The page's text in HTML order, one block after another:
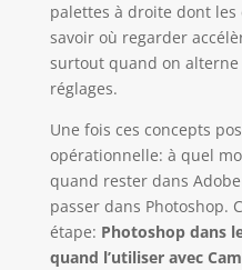
palettes à droite dont les
savoir où regarder
surtout quand on
réglages.
Une fois ces concepts
opérationnelle: à quel
quand rester dans
passer dans Photoshop.
étape: Photoshop dans
quand l’utiliser avec